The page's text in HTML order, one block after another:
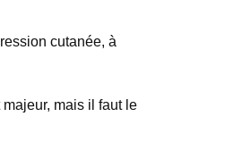
cutanée, à
mais il faut le